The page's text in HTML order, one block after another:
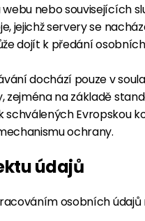
nebo souvisejících
jejichž servery se
dojít k předání
dochází pouze v
zejména na základě
schválených Evropskou
ochrany.
údajů
osobních